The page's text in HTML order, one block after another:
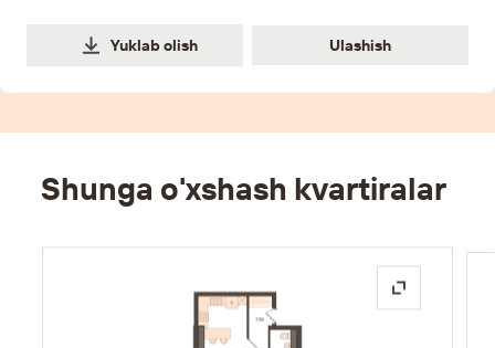
Yuklab olish Ulashish
Ulashish
Shunga o'xshash kvartiralar